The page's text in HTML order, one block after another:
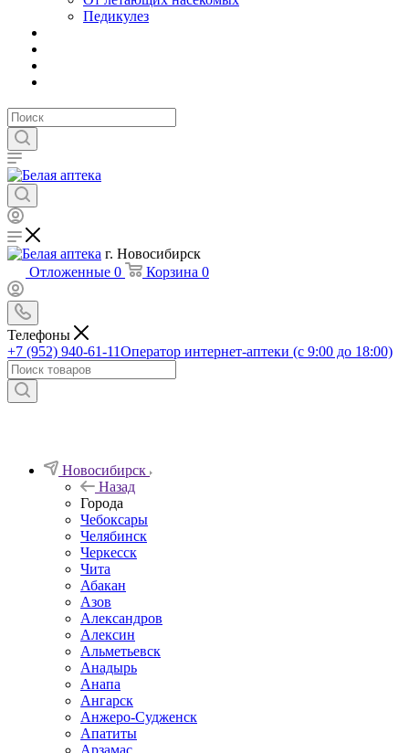
Педикулез
г. Новосибирск
Отложенные 0 Корзина 0
Телефоны
+7 (952) 940-61-11Оператор интернет-аптеки (с 9:00 до 18:00)
Новосибирск
Назад
Города
Чебоксары
Челябинск
Черкесск
Чита
Абакан
Азов
Александров
Алексин
Альметьевск
Анадырь
Анапа
Ангарск
Анжеро-Судженск
Апатиты
Арзамас